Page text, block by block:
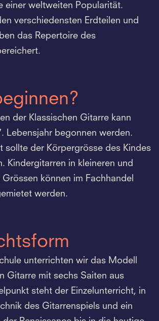
einer weltweiten Popularität.
verschiedensten Erdteilen und
das Repertoire des
der Klassischen Gitarre kann
Lebensjahr begonnen werden.
sollte der Körpergrösse des Kindes
Kindergitarren in kleineren und
können im Fachhandel
werden.
unterrichten wir das Modell
Gitarre mit sechs Saiten aus
steht der Einzelunterricht, in
des Gitarrenspiels und ein